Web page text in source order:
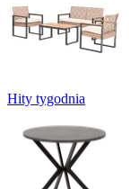
Hity tygodnia